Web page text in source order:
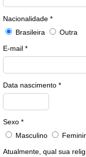
Nacionalidade *
Brasileira
Outra
E-mail *
Data nascimento *
Sexo *
Masculino
Atualmente, qual sua